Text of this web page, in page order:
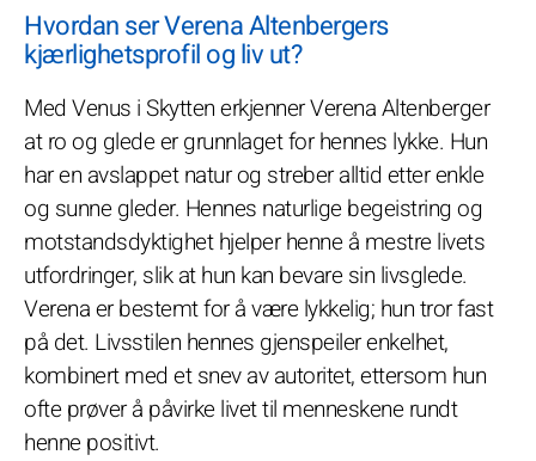
Hvordan ser Verena Altenbergers
kjærlighetsprofil og liv ut?
Med Venus i Skytten erkjenner Verena Altenberger
at ro og glede er grunnlaget for hennes lykke. Hun
har en avslappet natur og streber alltid etter enkle
og sunne gleder. Hennes naturlige begeistring og
motstandsdyktighet hjelper henne å mestre livets
utfordringer, slik at hun kan bevare sin livsglede.
Verena er bestemt for å være lykkelig; hun tror fast
på det. Livsstilen hennes gjenspeiler enkelhet,
kombinert med et snev av autoritet, ettersom hun
ofte prøver å påvirke livet til menneskene rundt
henne positivt.